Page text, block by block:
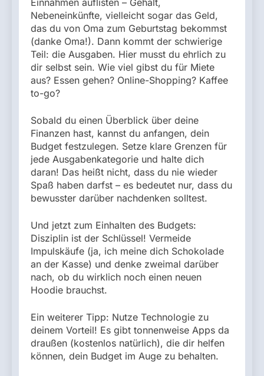
Nebeneinkünfte, vielleicht sogar das Geld,
das du von Oma zum Geburtstag bekommst
(danke Oma!). Dann kommt der schwierige
Teil: die Ausgaben. Hier musst du ehrlich zu
dir selbst sein. Wie viel gibst du für Miete
aus? Essen gehen? Online-Shopping? Kaffee
to-go?
Sobald du einen Überblick über deine
Finanzen hast, kannst du anfangen, dein
Budget festzulegen. Setze klare Grenzen für
jede Ausgabenkategorie und halte dich
daran! Das heißt nicht, dass du nie wieder
Spaß haben darfst – es bedeutet nur, dass du
bewusster darüber nachdenken solltest.
Und jetzt zum Einhalten des Budgets:
Disziplin ist der Schlüssel! Vermeide
Impulskäufe (ja, ich meine dich Schokolade
an der Kasse) und denke zweimal darüber
nach, ob du wirklich noch einen neuen
Hoodie brauchst.
Ein weiterer Tipp: Nutze Technologie zu
deinem Vorteil! Es gibt tonnenweise Apps da
draußen (kostenlos natürlich), die dir helfen
können, dein Budget im Auge zu behalten.